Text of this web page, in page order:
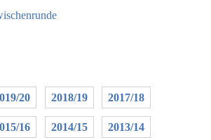
20 2018/19 2017/18
16 2014/15 2013/14